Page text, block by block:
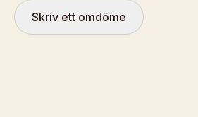
Skriv ett omdöme